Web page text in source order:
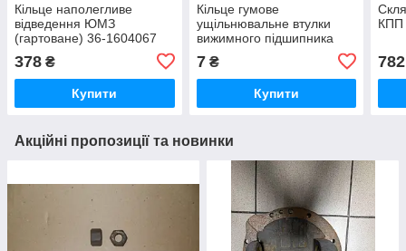
Кільце наполегливе
відведення ЮМЗ
(гартоване) 36-1604067
378 ₴
Купити
Кільце гумове
ущільнювальне втулки
вижимного підшипника
МТЗ-80, МТЗ-82 (025-030)
— ГОСТ 9833-73
7₴
Купити
КПП
782
Акційні пропозиції та новинки